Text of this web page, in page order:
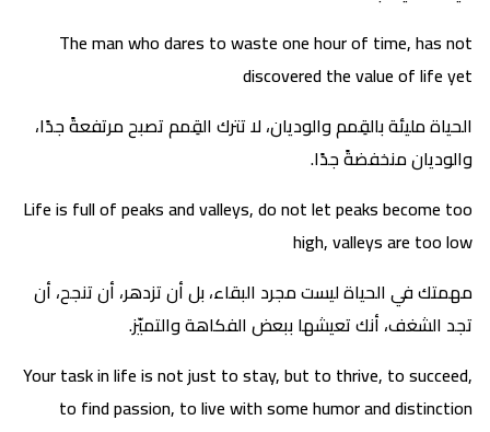
The man who dares to waste one hour of time, has not
discovered the value of life yet
الحياة مليئة بالقِمم والوديان، لا تترك القِمم تصبح مرتفعةً جدًا،
والوديان منخفضةً جدًا.
Life is full of peaks and valleys, do not let peaks become too
high, valleys are too low
مهمتك في الحياة ليست مجرد البقاء، بل أن تزدهر، أن تنجح، أن
تجد الشغف، أنك تعيشها ببعض الفكاهة والتميّز.
Your task in life is not just to stay, but to thrive, to succeed,
to find passion, to live with some humor and distinction